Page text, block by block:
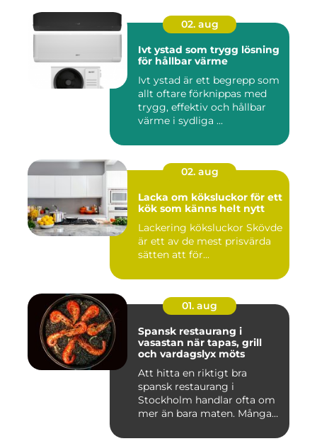
02. aug
Ivt ystad som trygg lösning
för hållbar värme
Ivt ystad är ett begrepp som
allt oftare förknippas med
trygg, effektiv och hållbar
värme i sydliga ...
02. aug
Lacka om köksluckor för ett
kök som känns helt nytt
Lackering köksluckor Skövde
är ett av de mest prisvärda
sätten att för...
01. aug
Spansk restaurang i
vasastan när tapas, grill
och vardagslyx möts
Att hitta en riktigt bra
spansk restaurang i
Stockholm handlar ofta om
mer än bara maten. Många